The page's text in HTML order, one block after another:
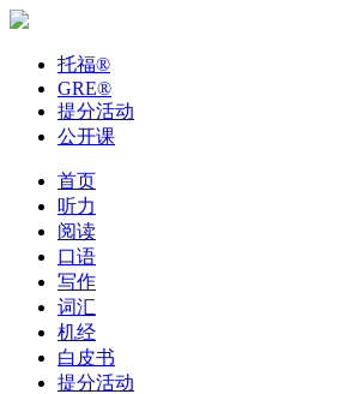
托福®
GRE®
提分活动
公开课
首页
听力
阅读
口语
写作
词汇
机经
白皮书
提分活动